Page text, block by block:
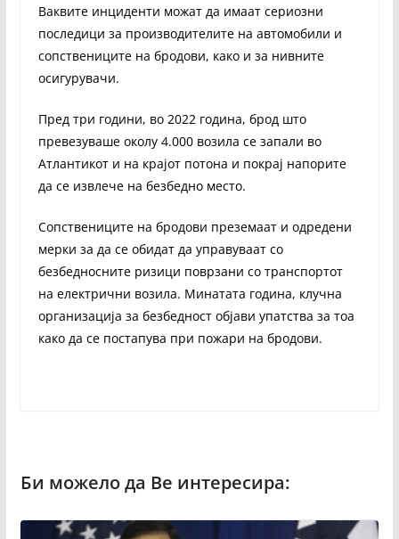
Ваквите инциденти можат да имаат сериозни
последици за производителите на автомобили и
сопствениците на бродови, како и за нивните
осигурувачи.
Пред три години, во 2022 година, брод што
превезуваше околу 4.000 возила се запали во
Атлантикот и на крајот потона и покрај напорите
да се извлече на безбедно место.
Сопствениците на бродови преземаат и одредени
мерки за да се обидат да управуваат со
безбедносните ризици поврзани со транспортот
на електрични возила. Минатата година, клучна
организација за безбедност објави упатства за тоа
како да се постапува при пожари на бродови.